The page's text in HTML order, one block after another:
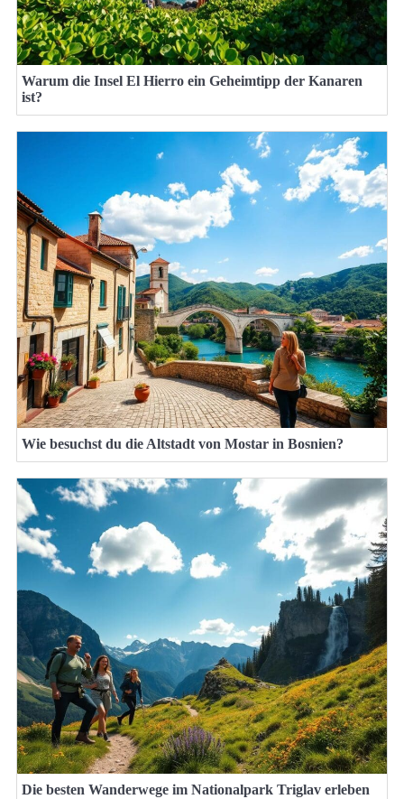
Warum die Insel El Hierro ein Geheimtipp der Kanaren
ist?
Wie besuchst du die Altstadt von Mostar in Bosnien?
Die besten Wanderwege im Nationalpark Triglav erleben